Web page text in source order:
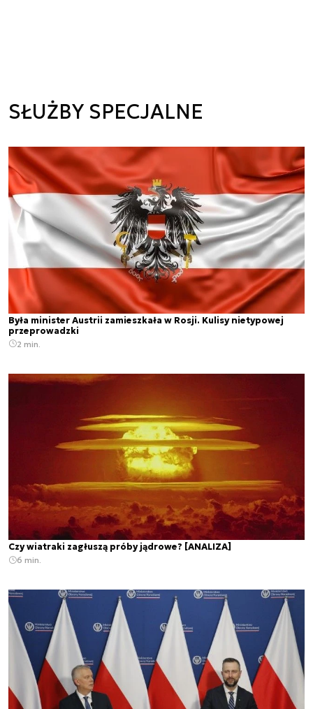
SŁUŻBY SPECJALNE
Była minister Austrii zamieszkała w Rosji. Kulisy nietypowej
przeprowadzki
2 min.
Czy wiatraki zagłuszą próby jądrowe? [ANALIZA]
6 min.